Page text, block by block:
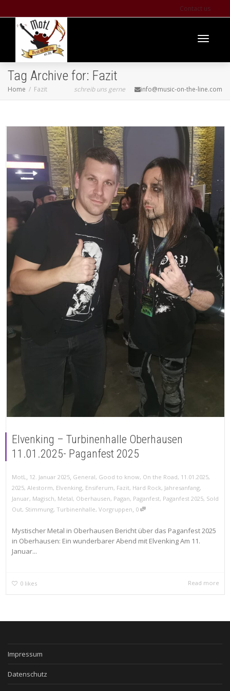
Contact us
Tag Archive for: Fazit
Home Fazit schreib uns gerne info@music-on-the-line.com
Elvenking – Turbinenhalle Oberhausen
11.01.2025- Paganfest 2025
MotL, 12. Januar 2025, General, Good to know, On the Road, 11.01.2025,
2025, Alestorm, Elvenking, Ensiferum, Fazit, Hard Rock, Jahresanfang,
Januar, Magisch, Metal, Oberhausen, Pagan, Paganfest, Paganfest 2025, Sold
Out, Stimmung, Turbinenhalle, Vorgruppen, 0
Mystischer Metal in Oberhausen Bericht über das Paganfest 2025
in Oberhausen: Ein wunderbarer Abend mit Elvenking Am 11.
Januar...
0 likes Read more
Impressum
Datenschutz